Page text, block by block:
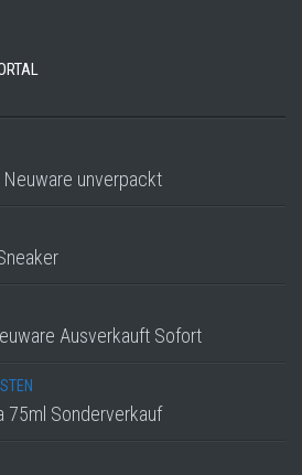
Neuware unverpackt
Ausverkauft Sofort
75ml Sonderverkauf